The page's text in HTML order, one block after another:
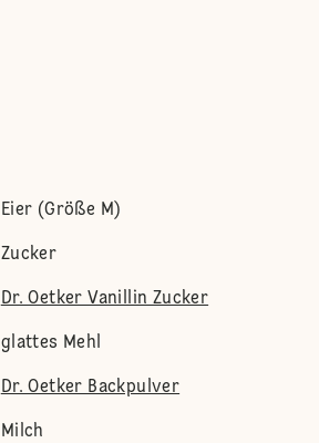
Eier (Größe M)
Zucker
Dr. Oetker Vanillin Zucker
glattes Mehl
Dr. Oetker Backpulver
Milch